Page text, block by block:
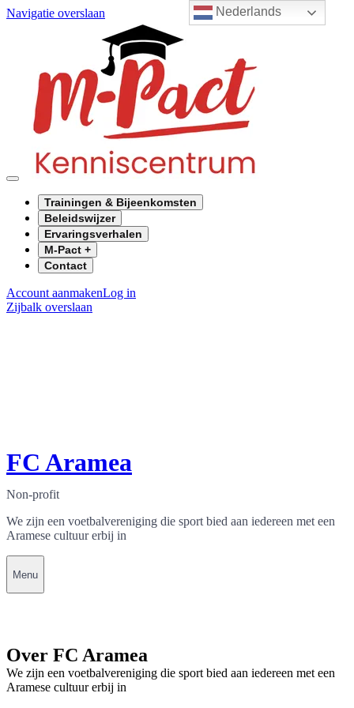
Nederlands
Navigatie overslaan
Trainingen & Bijeenkomsten
Beleidswijzer
Ervaringsverhalen
M-Pact +
Contact
Account aanmakenLog in
Zijbalk overslaan
FC Aramea
Non-profit
We zijn een voetbalvereniging die sport bied aan iedereen met een
Aramese cultuur erbij in
Menu
Over FC Aramea
We zijn een voetbalvereniging die sport bied aan iedereen met een
Aramese cultuur erbij in